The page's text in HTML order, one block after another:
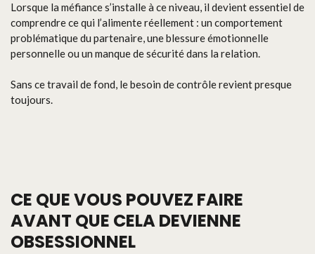
Lorsque la méfiance s’installe à ce niveau, il devient essentiel de
comprendre ce qui l’alimente réellement : un comportement
problématique du partenaire, une blessure émotionnelle
personnelle ou un manque de sécurité dans la relation.
Sans ce travail de fond, le besoin de contrôle revient presque
toujours.
CE QUE VOUS POUVEZ FAIRE
AVANT QUE CELA DEVIENNE
OBSESSIONNEL